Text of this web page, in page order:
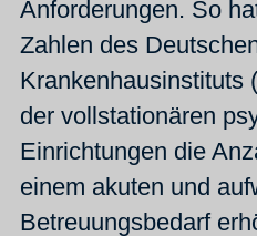
Anforderungen. So
Zahlen des
Krankenhausinstituts
der vollstationären
Einrichtungen die
einem akuten und
Betreuungsbedarf